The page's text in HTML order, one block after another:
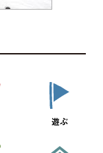
遊ぶ